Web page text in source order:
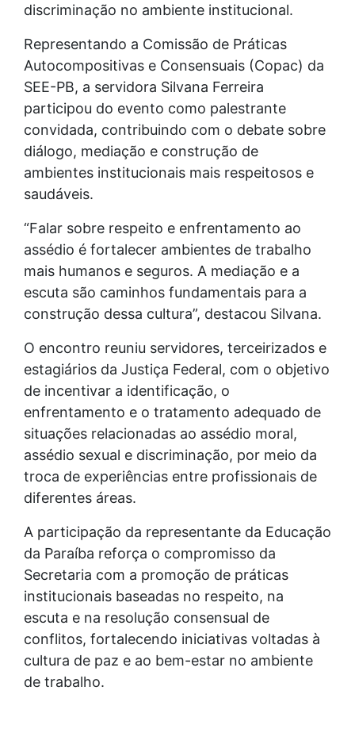
discriminação no ambiente institucional.
Representando a Comissão de Práticas
Autocompositivas e Consensuais (Copac) da
SEE-PB, a servidora Silvana Ferreira
participou do evento como palestrante
convidada, contribuindo com o debate sobre
diálogo, mediação e construção de
ambientes institucionais mais respeitosos e
saudáveis.
“Falar sobre respeito e enfrentamento ao
assédio é fortalecer ambientes de trabalho
mais humanos e seguros. A mediação e a
escuta são caminhos fundamentais para a
construção dessa cultura”, destacou Silvana.
O encontro reuniu servidores, terceirizados e
estagiários da Justiça Federal, com o objetivo
de incentivar a identificação, o
enfrentamento e o tratamento adequado de
situações relacionadas ao assédio moral,
assédio sexual e discriminação, por meio da
troca de experiências entre profissionais de
diferentes áreas.
A participação da representante da Educação
da Paraíba reforça o compromisso da
Secretaria com a promoção de práticas
institucionais baseadas no respeito, na
escuta e na resolução consensual de
conflitos, fortalecendo iniciativas voltadas à
cultura de paz e ao bem-estar no ambiente
de trabalho.